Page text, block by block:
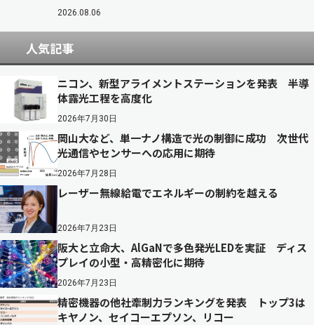
2026.08.06
人気記事
ニコン、新型アライメントステーションを発表 半導
体露光工程を高度化
2026年7月30日
岡山大など、単一ナノ構造で光の制御に成功 次世代
光通信やセンサーへの応用に期待
2026年7月28日
レーザー無線給電でエネルギーの制約を越える
2026年7月23日
阪大と立命大、AlGaNで多色発光LEDを実証 ディス
プレイの小型・高精密化に期待
2026年7月23日
精密機器の他社牽制力ランキングを発表 トップ3は
キヤノン、セイコーエプソン、リコー